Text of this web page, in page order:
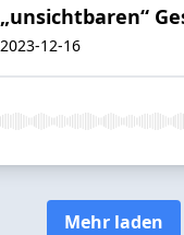
„unsichtbaren“
2023-12-16
Mehr laden